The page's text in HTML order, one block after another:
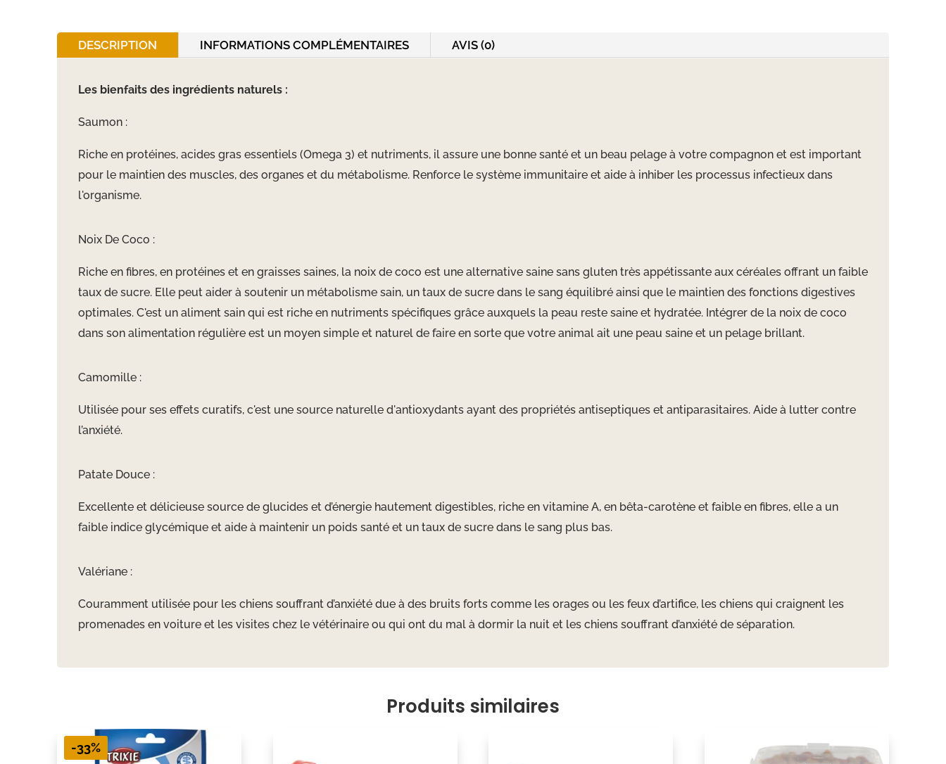
DESCRIPTION INFORMATIONS COMPLÉMENTAIRES AVIS (0)
Les bienfaits des ingrédients naturels :
Saumon :
Riche en protéines, acides gras essentiels (Omega 3) et nutriments, il assure une bonne santé et un beau pelage à votre compagnon et est important
pour le maintien des muscles, des organes et du métabolisme. Renforce le système immunitaire et aide à inhiber les processus infectieux dans
l'organisme.
Noix De Coco :
Riche en fibres, en protéines et en graisses saines, la noix de coco est une alternative saine sans gluten très appétissante aux céréales offrant un faible
taux de sucre. Elle peut aider à soutenir un métabolisme sain, un taux de sucre dans le sang équilibré ainsi que le maintien des fonctions digestives
optimales. C'est un aliment sain qui est riche en nutriments spécifiques grâce auxquels la peau reste saine et hydratée. Intégrer de la noix de coco
dans son alimentation régulière est un moyen simple et naturel de faire en sorte que votre animal ait une peau saine et un pelage brillant.
Camomille :
Utilisée pour ses effets curatifs, c'est une source naturelle d'antioxydants ayant des propriétés antiseptiques et antiparasitaires. Aide à lutter contre
l’anxiété.
Patate Douce :
Excellente et délicieuse source de glucides et d’énergie hautement digestibles, riche en vitamine A, en bêta-carotène et faible en fibres, elle a un
faible indice glycémique et aide à maintenir un poids santé et un taux de sucre dans le sang plus bas.
Valériane :
Couramment utilisée pour les chiens souffrant d’anxiété due à des bruits forts comme les orages ou les feux d’artifice, les chiens qui craignent les
promenades en voiture et les visites chez le vétérinaire ou qui ont du mal à dormir la nuit et les chiens souffrant d’anxiété de séparation.
Produits similaires
-33%